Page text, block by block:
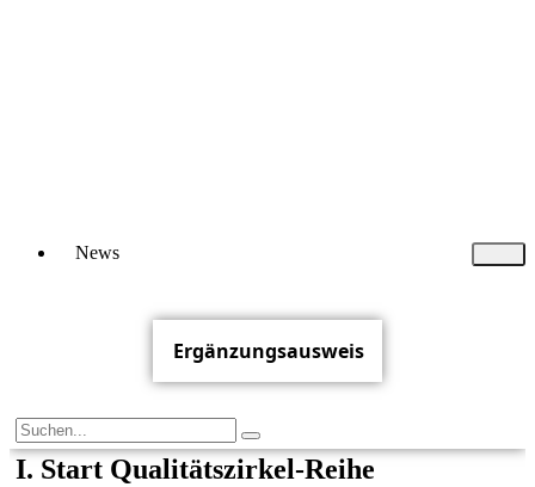
News
Ergänzungsausweis
I. Start Qualitätszirkel-Reihe